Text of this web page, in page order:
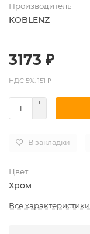
Производитель
KOBLENZ
3173 ₽
НДС 5%: 151 ₽
В закладки
Цвет
Хром
Все характеристики